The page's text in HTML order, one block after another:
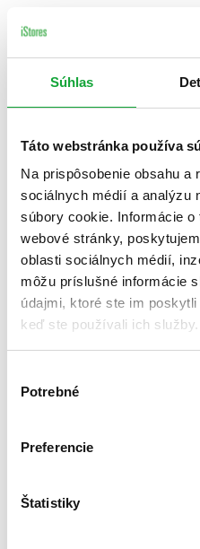
Súhlas
Táto webstránka používa
Na prispôsobenie obsahu
sociálnych médií a analýzu
súbory cookie. Informácie
webové stránky,
oblasti sociálnych médií,
môžu príslušné informácie
údajmi, ktoré ste im
keď ste používali ich služby.
súhlasu
Potrebné
Preferencie
Štatistiky